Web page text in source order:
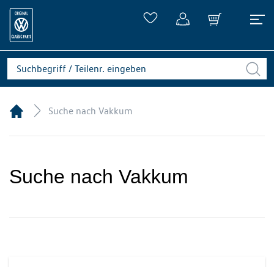
Suche nach Vakkum
Suche nach Vakkum